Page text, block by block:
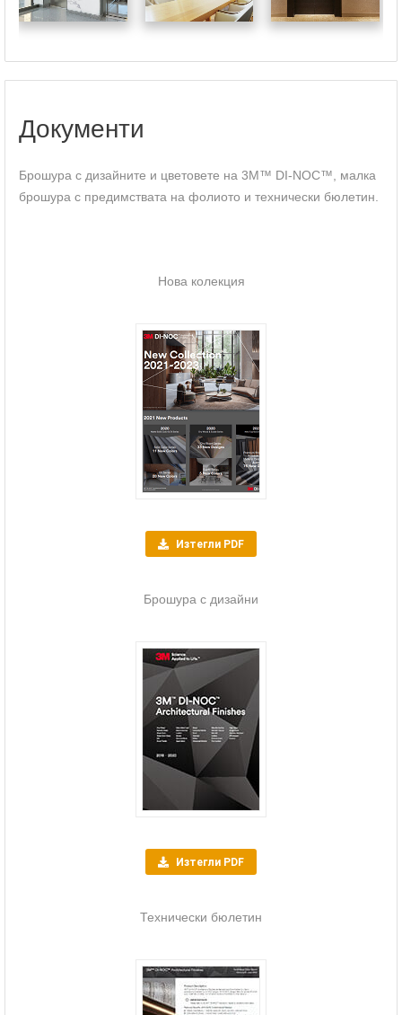
Документи
Брошура с дизайните и цветовете на 3M™ DI-NOC™, малка
брошура с предимствата на фолиото и технически бюлетин.
Нова колекция
Изтегли PDF
Брошура с дизайни
Изтегли PDF
Технически бюлетин